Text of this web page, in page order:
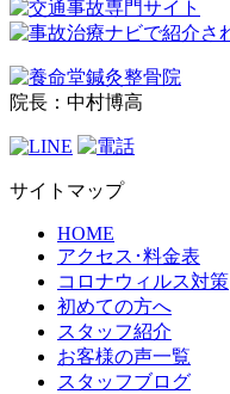
院長：中村博高
サイトマップ
HOME
アクセス･料金表
コロナウィルス対策
初めての方へ
スタッフ紹介
お客様の声一覧
スタッフブログ